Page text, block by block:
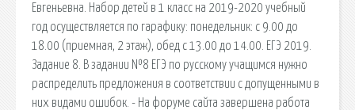
Евгеньевна. Набор детей в 1 класс на 2019-2020 учебный
год осуществляется по гарафику: понедельник: с 9.00 до
18.00 (приемная, 2 этаж), обед с 13.00 до 14.00. ЕГЭ 2019.
Задание 8. В задании №8 ЕГЭ по русскому учащимся нужно
распределить предложения в соответствии с допущенными в
них видами ошибок. - На форуме сайта завершена работа